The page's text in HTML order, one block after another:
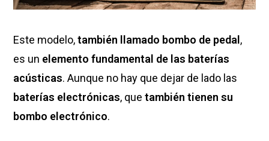
Este modelo,también llamado bombo de pedal ,
es un elemento fundamental de las baterías
acústicas. Aunque no hay que dejar de lado las
baterías electrónicas, quetambién tienen su
bombo electrónico.